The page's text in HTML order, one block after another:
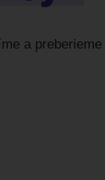
a preberieme